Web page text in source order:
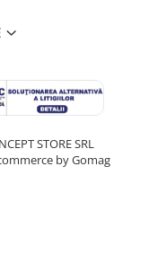
STORE SRL
by Gomag